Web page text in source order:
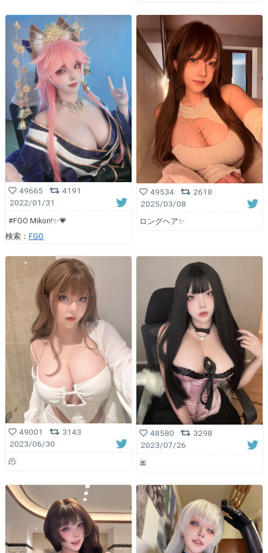
49665
4191
2022/01/31
#FGO Mikon!✨💗
検索： FGO
49534
2618
2025/03/08
ロングヘア✨
49001
3143
2023/06/30
🫠
48580
3298
2023/07/26
🎀